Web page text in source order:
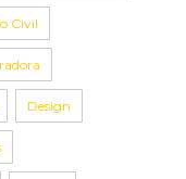
Civil
Design